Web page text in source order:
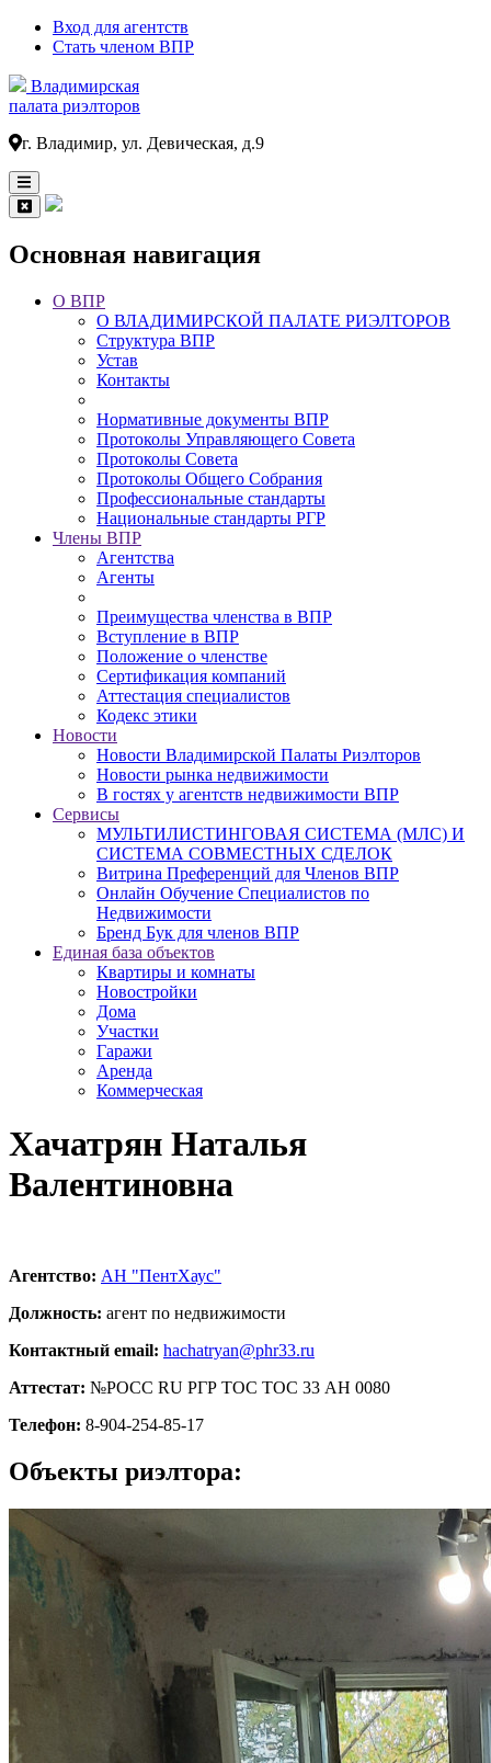
Вход для агентств
Стать членом ВПР
Владимирская
палата риэлторов
г. Владимир, ул. Девическая, д.9
Основная навигация
О ВПР
О ВЛАДИМИРСКОЙ ПАЛАТЕ РИЭЛТОРОВ
Структура ВПР
Устав
Контакты
Нормативные документы ВПР
Протоколы Управляющего Совета
Протоколы Совета
Протоколы Общего Собрания
Профессиональные стандарты
Национальные стандарты РГР
Члены ВПР
Агентства
Агенты
Преимущества членства в ВПР
Вступление в ВПР
Положение о членстве
Сертификация компаний
Аттестация специалистов
Кодекс этики
Новости
Новости Владимирской Палаты Риэлторов
Новости рынка недвижимости
В гостях у агентств недвижимости ВПР
Сервисы
МУЛЬТИЛИСТИНГОВАЯ СИСТЕМА (МЛС) И
СИСТЕМА СОВМЕСТНЫХ СДЕЛОК
Витрина Преференций для Членов ВПР
Онлайн Обучение Специалистов по
Недвижимости
Бренд Бук для членов ВПР
Единая база объектов
Квартиры и комнаты
Новостройки
Дома
Участки
Гаражи
Аренда
Коммерческая
Хачатрян Наталья
Валентиновна
Агентство: АН "ПентХаус"
Должность: агент по недвижимости
Контактный email: hachatryan@phr33.ru
Аттестат: №РОСС RU РГР ТОС ТОС 33 АН 0080
Телефон: 8-904-254-85-17
Объекты риэлтора: